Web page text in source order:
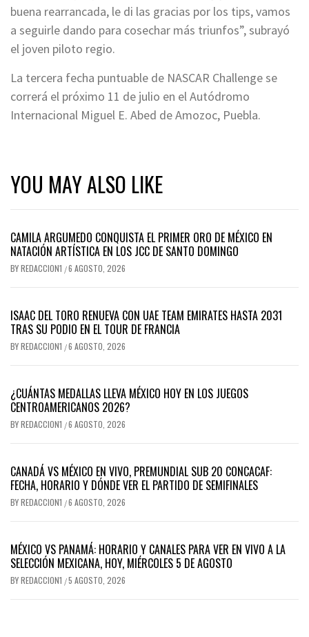
buena rearrancada, le di las gracias por los tips, vamos
a seguirle dando para cosechar más triunfos”, subrayó
el joven piloto regio.
La tercera fecha puntuable de NASCAR Challenge se
correrá el próximo 11 de julio en el Autódromo
Internacional Miguel E. Abed de Amozoc, Puebla.
YOU MAY ALSO LIKE
CAMILA ARGUMEDO CONQUISTA EL PRIMER ORO DE MÉXICO EN
NATACIÓN ARTÍSTICA EN LOS JCC DE SANTO DOMINGO
BYREDACCION1 /6 AGOSTO, 2026
ISAAC DEL TORO RENUEVA CON UAE TEAM EMIRATES HASTA 2031
TRAS SU PODIO EN EL TOUR DE FRANCIA
BYREDACCION1 /6 AGOSTO, 2026
¿CUÁNTAS MEDALLAS LLEVA MÉXICO HOY EN LOS JUEGOS
CENTROAMERICANOS 2026?
BYREDACCION1 /6 AGOSTO, 2026
CANADÁ VS MÉXICO EN VIVO, PREMUNDIAL SUB 20 CONCACAF:
FECHA, HORARIO Y DÓNDE VER EL PARTIDO DE SEMIFINALES
BYREDACCION1 /6 AGOSTO, 2026
MÉXICO VS PANAMÁ: HORARIO Y CANALES PARA VER EN VIVO A LA
SELECCIÓN MEXICANA, HOY, MIÉRCOLES 5 DE AGOSTO
BYREDACCION1 /5 AGOSTO, 2026